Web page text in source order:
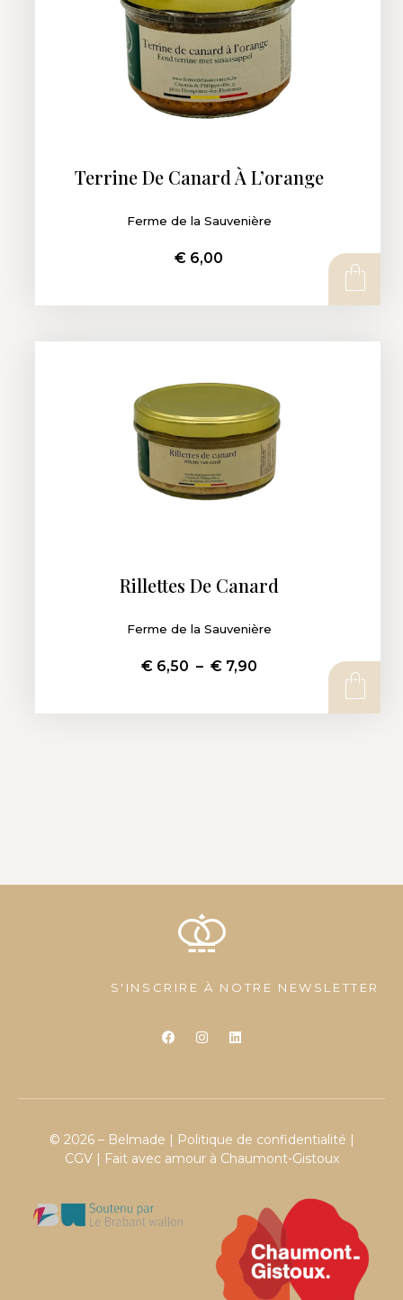
Terrine De Canard À L’orange
Ferme de la Sauvenière
€ 6,00
Rillettes De Canard
Ferme de la Sauvenière
€6,50 – €7,90
S'INSCRIRE À NOTRE NEWSLETTER
© 2026 – Belmade | Politique de confidentialité |
CGV| Fait avec amour à Chaumont-Gistoux